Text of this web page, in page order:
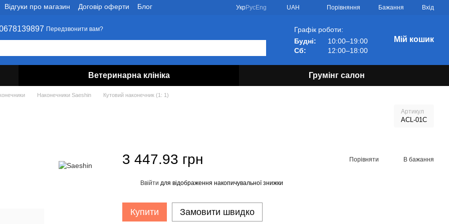
Відгуки про магазин Договір оферти
Блог
УкрРусEng UAH Порівняння Бажання Вхід
Передзвонити вам?
Графік роботи:
Будні:
10:00–19:00
Сб:
12:00–18:00
Мій кошик
Ветеринарна клініка Грумінг салон
Наконечники Saeshin Кутовий наконечник (1: 1)
Артикул
ACL-01C
3 447.93 грн Порівняти В бажання
Ввійти для відображення накопичувальної знижки
Купити Замовити швидко